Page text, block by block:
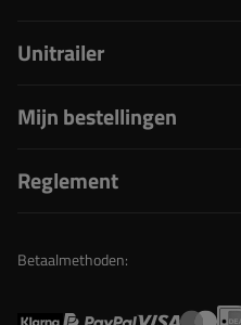
Unitrailer
Mijn bestellingen
Reglement
Betaalmethoden: